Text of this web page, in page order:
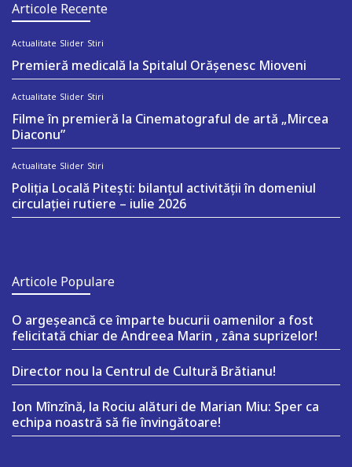
Articole Recente
Actualitate Slider Stiri
Premieră medicală la Spitalul Orășenesc Mioveni
Actualitate Slider Stiri
Filme în premieră la Cinematograful de artă „Mircea
Diaconu”
Actualitate Slider Stiri
Poliția Locală Pitești: bilanțul activității în domeniul
circulației rutiere – iulie 2026
Articole Populare
O argeşeancă ce împarte bucurii oamenilor a fost
felicitată chiar de Andreea Marin , zâna suprizelor!
Director nou la Centrul de Cultură Brătianu!
Ion Mînzînă, la Rociu alături de Marian Miu: Sper ca
echipa noastră să fie învingătoare!